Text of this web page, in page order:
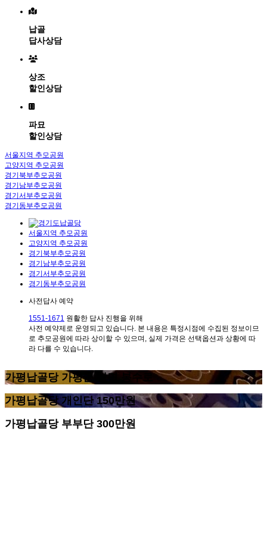
메뉴 건너뛰기
납골
답사상담
상조
할인상담
파묘
할인상담
서울지역 추모공원
고양지역 추모공원
경기북부추모공원
경기남부추모공원
경기서부추모공원
경기동부추모공원
서울지역 추모공원
고양지역 추모공원
경기북부추모공원
경기남부추모공원
경기서부추모공원
경기동부추모공원
사전답사 예약
1551-1671 원활한 답사 진행을 위해
사전 예약제로 운영되고 있습니다. 본 내용은 특정시점에 수집된 정보이므
로 추모공원에 따라 상이할 수 있으며, 실제 가격은 선택옵션과 상황에 따
라 다를 수 있습니다.
가평납골당 가평군 상면 봉수로
가평납골당 개인단 150만원
가평납골당 부부단 300만원